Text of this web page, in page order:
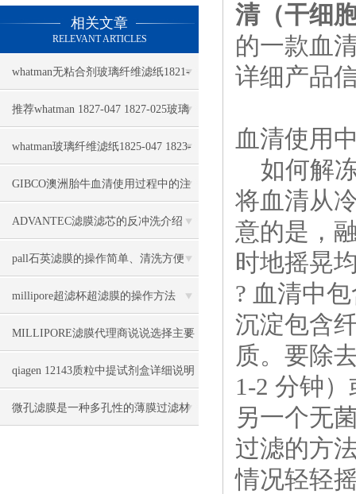
相关文章
RELEVANT ARTICLES
whatman无粘合剂玻璃纤维滤纸1821-
110几大特点
推荐whatman 1827-047 1827-025玻璃
纤维滤纸
whatman玻璃纤维滤纸1825-047 1823-
047推荐
GIBCO澳洲胎牛血清使用过程中的注
意事项
ADVANTEC滤膜滤芯的反冲洗介绍
pall石英滤膜的操作简单、清洗方便
millipore超滤杯超滤膜的操作方法
MILLIPORE滤膜代理商说说选择主要
看哪些参数
qiagen 12143质粒中提试剂盒详细说明
微孔滤膜是一种多孔性的薄膜过滤材
清（干细
的一款血
详细产品
血清使用
如何解
将血清从
意的是，
时地摇晃
? 血清中
沉淀包含
质。要除
1-2 分钟
另一个无
过滤的方
情况轻轻